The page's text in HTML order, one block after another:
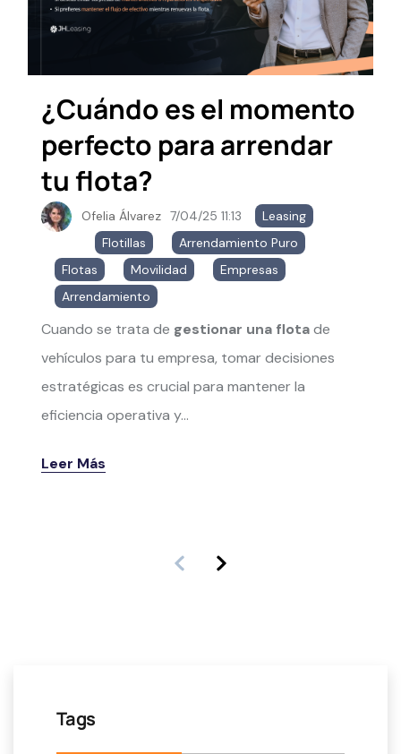
¿Cuándo es el momento
perfecto para arrendar
tu flota?
Ofelia Álvarez 7/04/25 11:13 Leasing
Flotillas
Arrendamiento Puro
Flotas
Movilidad Empresas
Arrendamiento
Cuando se trata de gestionar una flotade
vehículos para tu empresa, tomar decisiones
estratégicas es crucial para mantener la
eficiencia operativa y...
Leer Más
Tags